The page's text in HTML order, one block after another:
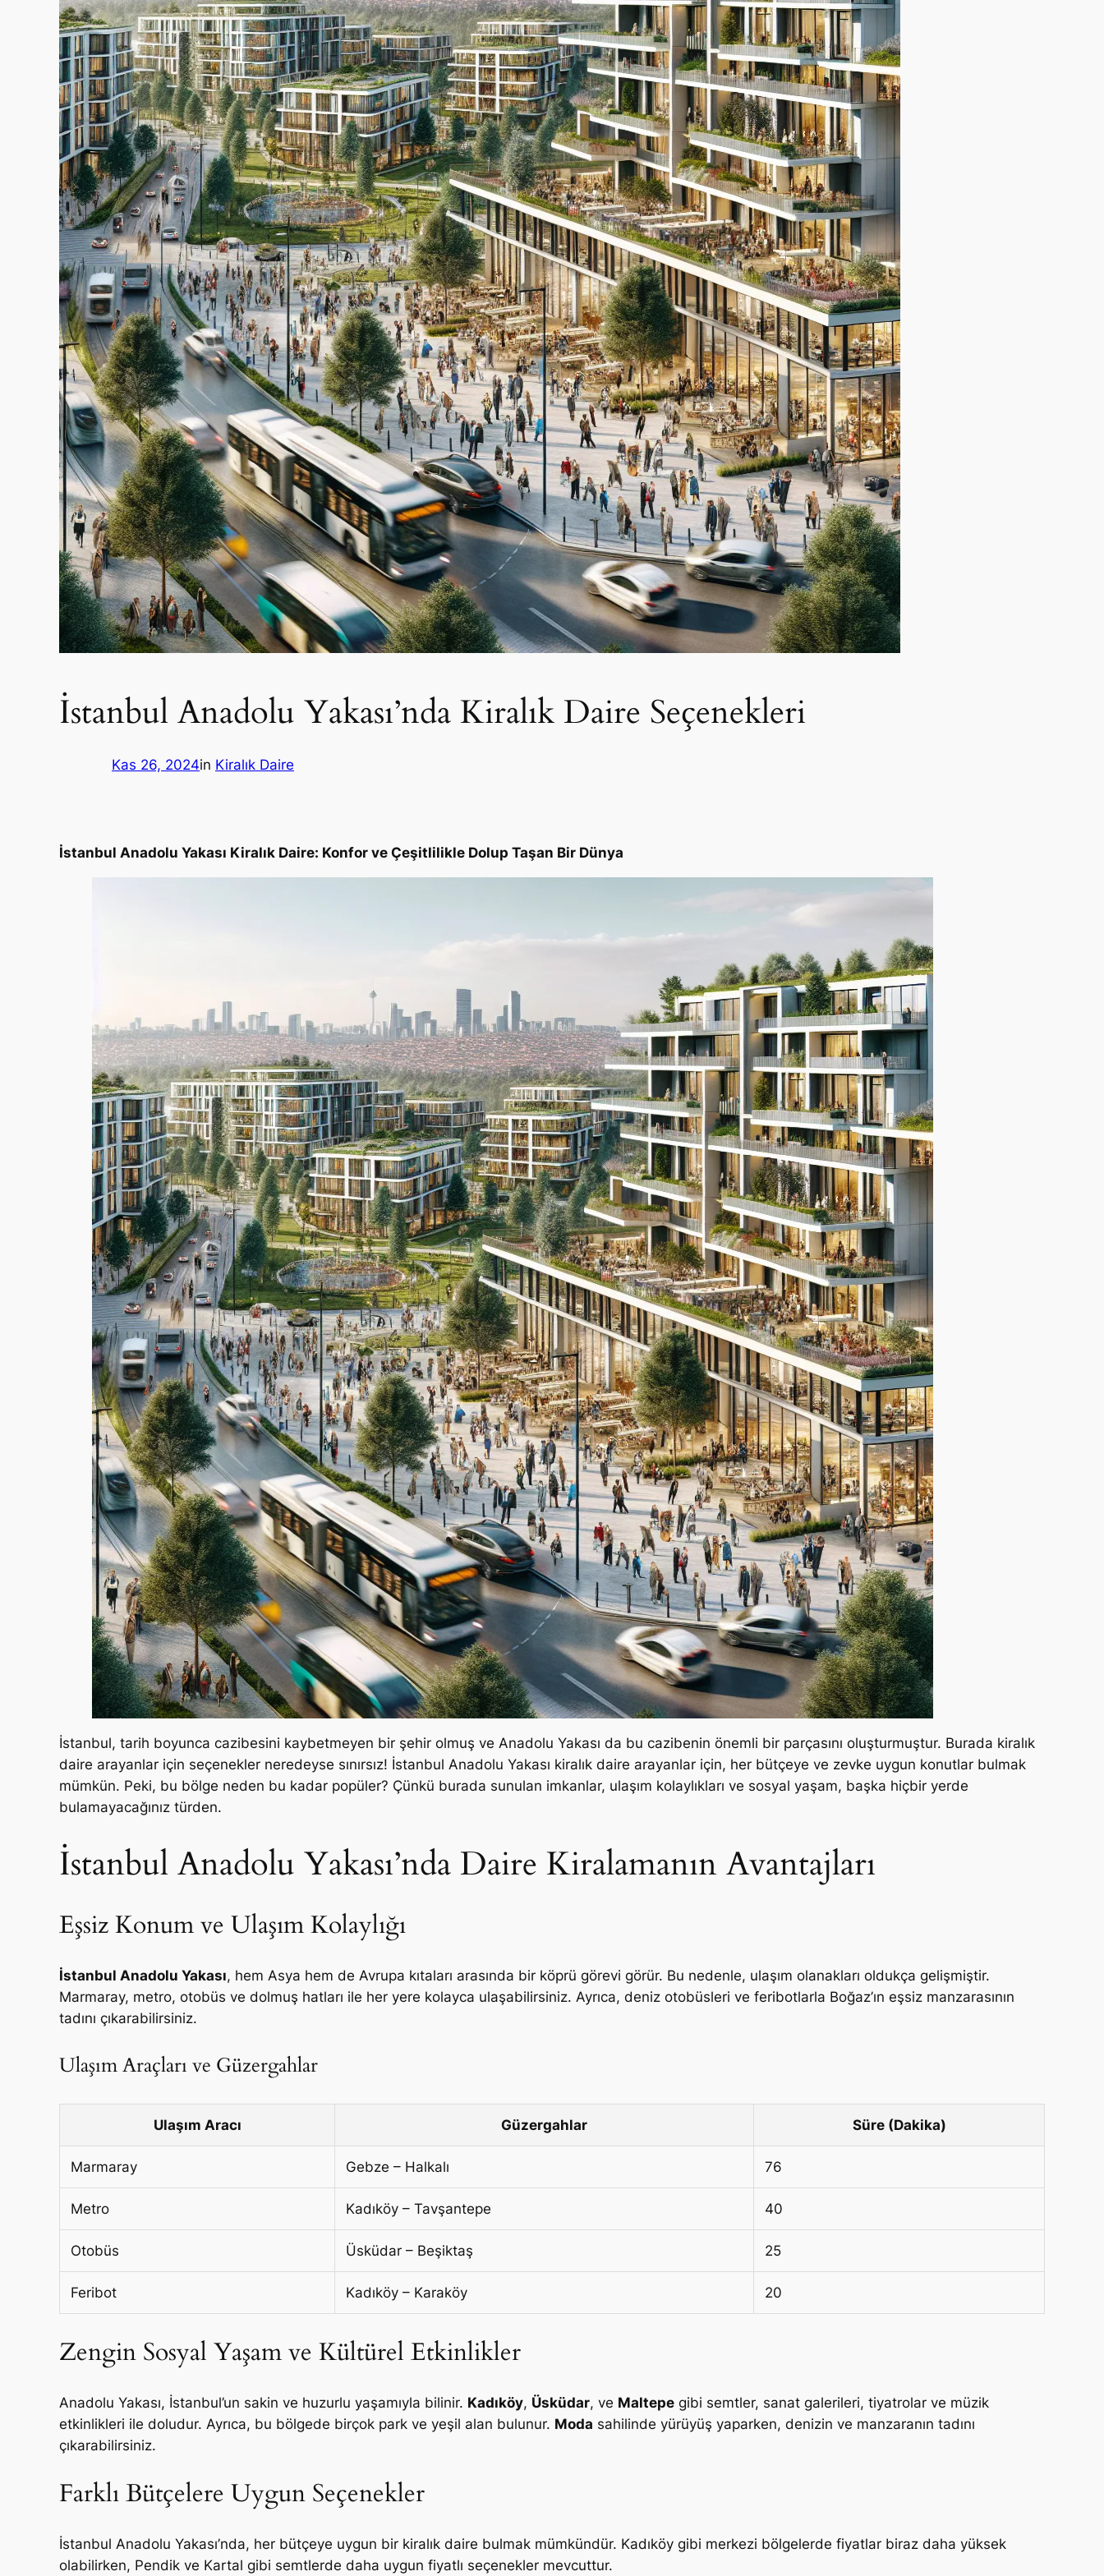
İstanbul Anadolu Yakası’nda Kiralık Daire Seçenekleri
Kas 26, 2024in Kiralık Daire
İstanbul Anadolu Yakası Kiralık Daire: Konfor ve Çeşitlilikle Dolup Taşan Bir Dünya
İstanbul, tarih boyunca cazibesini kaybetmeyen bir şehir olmuş ve Anadolu Yakası da bu cazibenin önemli bir parçasını oluşturmuştur. Burada kiralık
daire arayanlar için seçenekler neredeyse sınırsız! İstanbul Anadolu Yakası kiralık daire arayanlar için, her bütçeye ve zevke uygun konutlar bulmak
mümkün. Peki, bu bölge neden bu kadar popüler? Çünkü burada sunulan imkanlar, ulaşım kolaylıkları ve sosyal yaşam, başka hiçbir yerde
bulamayacağınız türden.
İstanbul Anadolu Yakası’nda Daire Kiralamanın Avantajları
Eşsiz Konum ve Ulaşım Kolaylığı
İstanbul Anadolu Yakası, hem Asya hem de Avrupa kıtaları arasında bir köprü görevi görür. Bu nedenle, ulaşım olanakları oldukça gelişmiştir.
Marmaray, metro, otobüs ve dolmuş hatları ile her yere kolayca ulaşabilirsiniz. Ayrıca, deniz otobüsleri ve feribotlarla Boğaz’ın eşsiz manzarasının
tadını çıkarabilirsiniz.
Ulaşım Araçları ve Güzergahlar
Ulaşım Aracı Güzergahlar Süre (Dakika)
Marmaray Gebze – Halkalı 76
Metro Kadıköy – Tavşantepe 40
Otobüs Üsküdar – Beşiktaş 25
Feribot Kadıköy – Karaköy 20
Zengin Sosyal Yaşam ve Kültürel Etkinlikler
Anadolu Yakası, İstanbul’un sakin ve huzurlu yaşamıyla bilinir. Kadıköy, Üsküdar, ve Maltepe gibi semtler, sanat galerileri, tiyatrolar ve müzik
etkinlikleri ile doludur. Ayrıca, bu bölgede birçok park ve yeşil alan bulunur. Moda sahilinde yürüyüş yaparken, denizin ve manzaranın tadını
çıkarabilirsiniz.
Farklı Bütçelere Uygun Seçenekler
İstanbul Anadolu Yakası’nda, her bütçeye uygun bir kiralık daire bulmak mümkündür. Kadıköy gibi merkezi bölgelerde fiyatlar biraz daha yüksek
olabilirken, Pendik ve Kartal gibi semtlerde daha uygun fiyatlı seçenekler mevcuttur.